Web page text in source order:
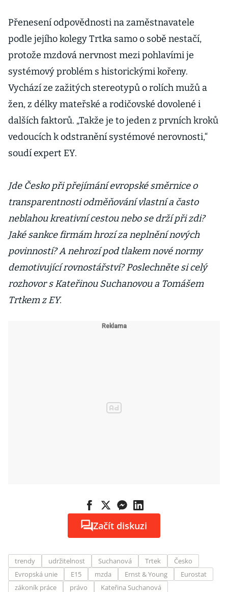
Přenesení odpovědnosti na zaměstnavatele
podle jejího kolegy Trtka samo o sobě nestačí,
protože mzdová nervnost mezi pohlavími je
systémový problém s historickými kořeny.
Vychází ze zažitých stereotypů o rolích mužů a
žen, z délky mateřské a rodičovské dovolené i
dalších faktorů. „Takže je to jeden z prvních kroků
vedoucích k odstranění systémové nerovnosti,“
soudí expert EY.
Jde Česko při přejímání evropské směrnice o
transparentnosti odměňování vlastní a často
neblahou kreativní cestou nebo se drží při zdi?
Jaké sankce firmám hrozí za neplnění nových
povinností? A nehrozí pod tlakem nové normy
demotivující rovnostářství? Poslechněte si celý
rozhovor s Kateřinou Suchanovou a Tomášem
Trtkem z EY.
Začít diskuzi
trendy udržitelnost Suchanová Trtek
Česko
Evropská unie
E15 mzda Ernst & Young
Eurostat
zákoník práce
právo Kateřina Suchanová